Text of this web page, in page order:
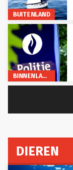
BUITENLAND
BINNENLAND
DIEREN